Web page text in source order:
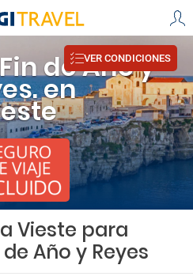
de Año y
en
VER CONDICIONES
Vieste para
Año y Reyes